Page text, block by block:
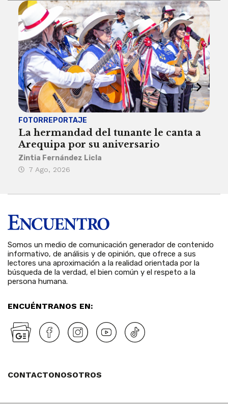
FOTORREPORTAJE
La hermandad del tunante le canta a
Arequipa por su aniversario
Zintia Fernández Licla
7 Ago, 2026
Somos un medio de comunicación generador de contenido
informativo, de análisis y de opinión, que ofrece a sus
lectores una aproximación a la realidad orientada por la
búsqueda de la verdad, el bien común y el respeto a la
persona humana.
ENCUÉNTRANOS EN:
CONTACTONOSOTROS